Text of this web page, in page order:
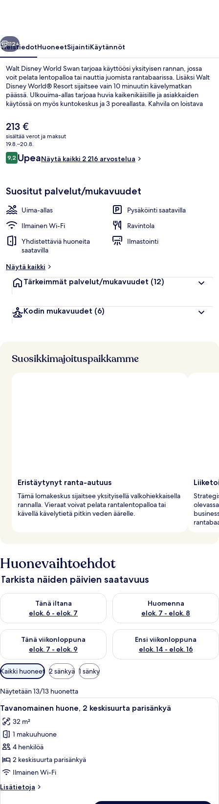
Seuraava
112+
YleistiedotHuoneetSijaintiKäytännöt
Walt Disney World Swan tarjoaa käyttöösi yksityisen rannan, jossa
voit pelata lentopalloa tai nauttia juomista rantabaarissa. Lisäksi Walt
Disney World® Resort sijaitsee vain 10 minuutin kävelymatkan
päässä. Ulkouima-allas tarjoaa huvia kaikenikäisille ja asiakkaiden
käytössä on myös kuntokeskus ja 3 poreallasta. Kahvila on loistava
Muihin palveluihin kuuluu allasbaari, sauna ja
teemapuistokuljetukset. Uima-allas ja avulias henkilökunta ovat myös
asioita, joita matkailijat arvostavat.
Nykyinen
hinta
on
213 €
213 €
sisältää verot ja maksut
19.8.–20.8.
Arvostelut
9,29,2 kautta 10.
UpeaNäytä kaikki 2 216 arvostelua
Suositut palvelut/mukavuudet
Uima-allas
Pysäköinti saatavilla
Ilmainen Wi-Fi
Ravintola
Yhdistettäviä huoneita
saatavilla
Ilmastointi
Näytä kaikki
Tärkeimmät palvelut/mukavuudet (12)
Kodin mukavuudet (6)
Suosikkimajoituspaikkamme
Eristäytynyt ranta-autuus
Tämä lomakeskus sijaitsee yksityisellä valkohiekkaisella
rannalla. Vieraat voivat pelata rantalentopalloa tai
kävellä kävelytietä pitkin veden äärelle.
Huonevaihtoehdot
Tarkista näiden päivien saatavuus
Tänä iltana
elok. 6 - elok. 7
Tarkista tämän illan saatavuus elok. 6 - elok. 7
Huomenna
elok. 7 - elok. 8
Tarkista huomisen saatavuus
Tänä viikonloppuna
elok. 7 - elok. 9
Tarkista tämän viikonlopun saatavuus elok. 7 - elok. 9
Ensi viikonloppuna
elok. 14 - elok. 16
Tarkista ensi viikonlopun
Huoneille
saatavilla
olevia
suodattimia
Kaikki huoneet 2 sänkyä 1 sänky
Näytetään 13/13 huonetta
Avaa
kaikki
huonetyypin
Tavanomainen
huone,
2
keskisuurta
kuvat
Hotellihuone, jossa on kaksi
7
Tavanomainen huone, 2 keskisuurta parisänkyä
32 m²
1 makuuhuone
4 henkilöä
2 keskisuurta parisänkyä
Ilmainen Wi-Fi
Lisätietoja
Lisätietoja